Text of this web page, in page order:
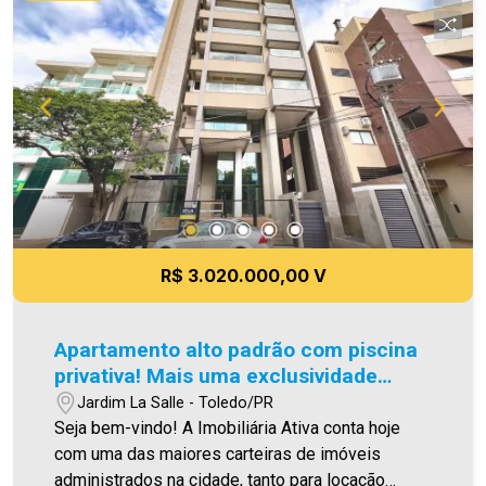
(paralelas) com possibilidade de aquisição de 3ª
vaga - Ponto para lareira a gás * unidade
entregue sem revestimentos, gesso e
acabamentos em geral. Área privativa: 316,15m²
Área total: 412,46m² Aproveite essa
exclusividade Imobiliária Ativa e entre em
contato para saber mais sobre esse imóvel
incrível! Imobiliária Ativa, sinta-se em casa!
R$ 3.020.000,00 V
Apartamento alto padrão com piscina
privativa! Mais uma exclusividade
Imobiliária Ativa!
Jardim La Salle - Toledo/PR
Seja bem-vindo! A Imobiliária Ativa conta hoje
com uma das maiores carteiras de imóveis
administrados na cidade, tanto para locação